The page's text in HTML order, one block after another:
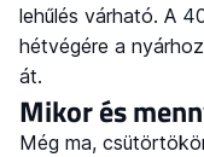
lehűlés várható. A
hétvégére a
át.
Mikor és
Még ma,